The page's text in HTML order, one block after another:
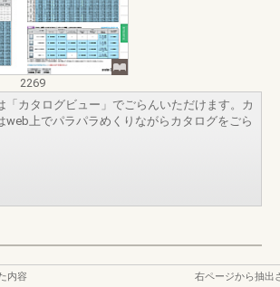
2269
「カタログビュー」でごらんいただけます。カ
web上でパラパラめくりながらカタログをごら
内容
右ページから抽出